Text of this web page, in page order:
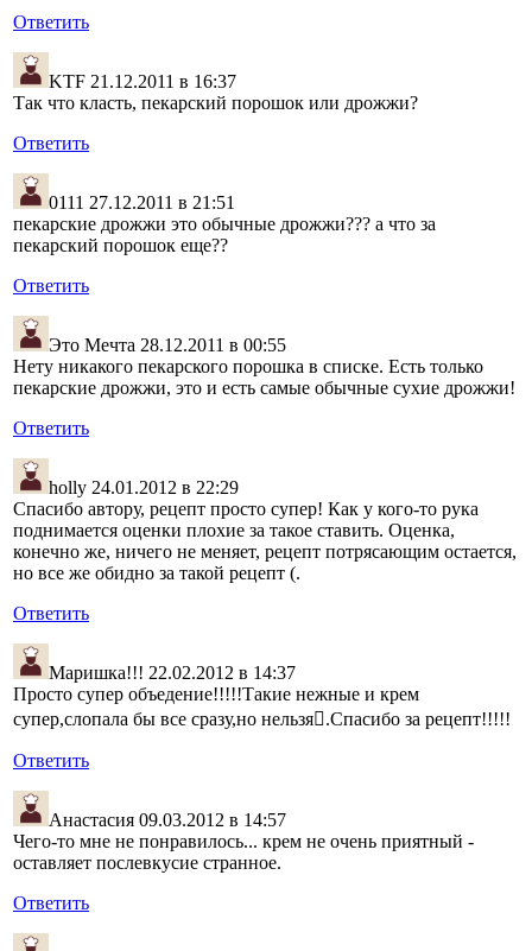
Ответить
KTF 21.12.2011 в 16:37
Так что класть, пекарский порошок или дрожжи?
Ответить
0111 27.12.2011 в 21:51
пекарские дрожжи это обычные дрожжи??? а что за
пекарский порошок еще??
Ответить
Это Мечта 28.12.2011 в 00:55
Нету никакого пекарского порошка в списке. Есть только
пекарские дрожжи, это и есть самые обычные сухие дрожжи!
Ответить
holly 24.01.2012 в 22:29
Спасибо автору, рецепт просто супер! Как у кого-то рука
поднимается оценки плохие за такое ставить. Оценка,
конечно же, ничего не меняет, рецепт потрясающим остается,
но все же обидно за такой рецепт (.
Ответить
Маришка!!! 22.02.2012 в 14:37
Просто супер объедение!!!!!Такие нежные и крем
супер,слопала бы все сразу,но нельзя.Спасибо за рецепт!!!!!
Ответить
Анастасия 09.03.2012 в 14:57
Чего-то мне не понравилось... крем не очень приятный -
оставляет послевкусие странное.
Ответить